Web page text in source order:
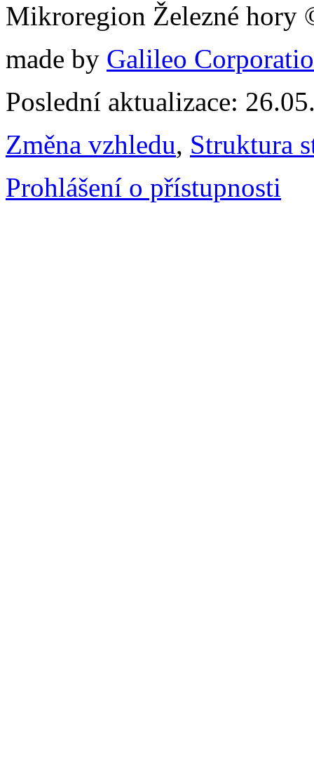
Mikroregion Železné hory
made by Galileo
Poslední aktualizace:
Změna vzhledu, Struktura
Prohlášení o přístupnosti